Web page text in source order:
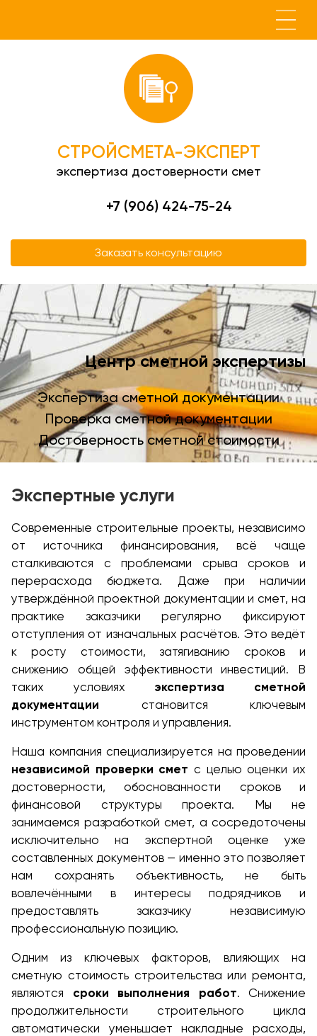
СТРОЙСМЕТА-ЭКСПЕРТ
экспертиза достоверности смет
+7 (906) 424-75-24
Заказать консультацию
Центр сметной экспертизы
Экспертиза сметной документации
Проверка сметной документации
Достоверность сметной стоимости
Экспертные услуги
Современные строительные проекты, независимо
от источника финансирования, всё чаще
сталкиваются с проблемами срыва сроков и
перерасхода бюджета. Даже при наличии
утверждённой проектной документации и смет, на
практике заказчики регулярно фиксируют
отступления от изначальных расчётов. Это ведёт
к росту стоимости, затягиванию сроков и
снижению общей эффективности инвестиций. В
таких условиях экспертиза сметной
документации становится ключевым
инструментом контроля и управления.
Наша компания специализируется на проведении
независимой проверки смет с целью оценки их
достоверности, обоснованности сроков и
финансовой структуры проекта. Мы не
занимаемся разработкой смет, а сосредоточены
исключительно на экспертной оценке уже
составленных документов — именно это позволяет
нам сохранять объективность, не быть
вовлечёнными в интересы подрядчиков и
предоставлять заказчику независимую
профессиональную позицию.
Одним из ключевых факторов, влияющих на
сметную стоимость строительства или ремонта,
являются сроки выполнения работ. Снижение
продолжительности строительного цикла
автоматически уменьшает накладные расходы,